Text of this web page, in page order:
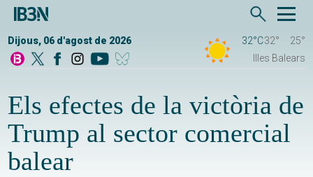
Dijous, 06 d'agost de 2026 32°C32°
25°
Illes Balears
Els efectes de la victòria de
Trump al sector comercial
balear